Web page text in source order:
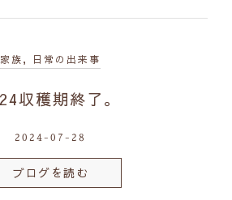
家族, 日常の出来事
収穫期終了。
2024-07-28
ブログを読む